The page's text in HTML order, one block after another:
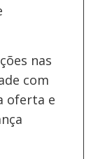
nas
com
oferta e